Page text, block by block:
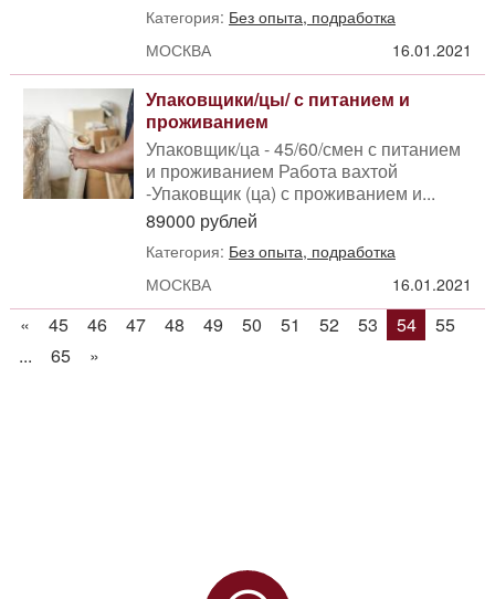
Категория: Без опыта, подработка
МОСКВА
16.01.2021
Упаковщики/цы/ с питанием и
проживанием
Упаковщик/ца - 45/60/смен с питанием
и проживанием Работа вахтой
-Упаковщик (ца) с проживанием и...
89000 рублей
Категория: Без опыта, подработка
МОСКВА
16.01.2021
« 45 46 47 48 49 50 51 52 53 54
55
...
65 »